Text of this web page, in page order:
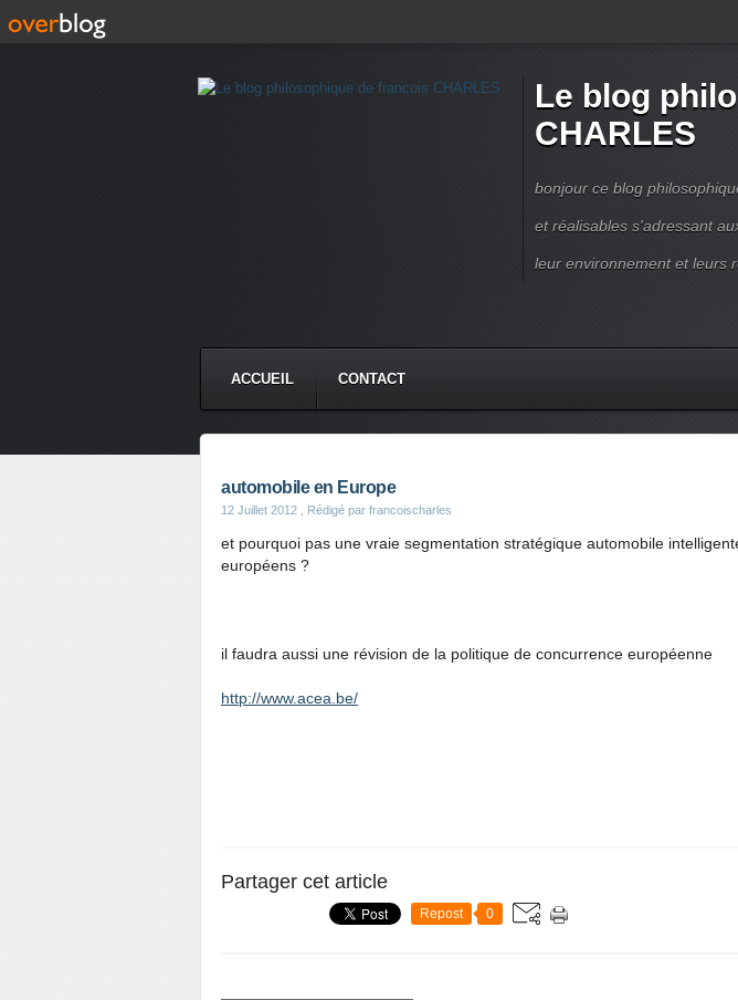
Le blog
CHARLES
bonjour ce blog
et réalisables s'adressant
leur environnement et leurs
ACCUEIL CONTACT
automobile en Europe
12 Juillet 2012 , Rédigé par francoischarles
et pourquoi pas une vraie segmentation stratégique automobile
européens ?
il faudra aussi une révision de la politique de concurrence européenne
http://www.acea.be/
Partager cet article
Repost 0